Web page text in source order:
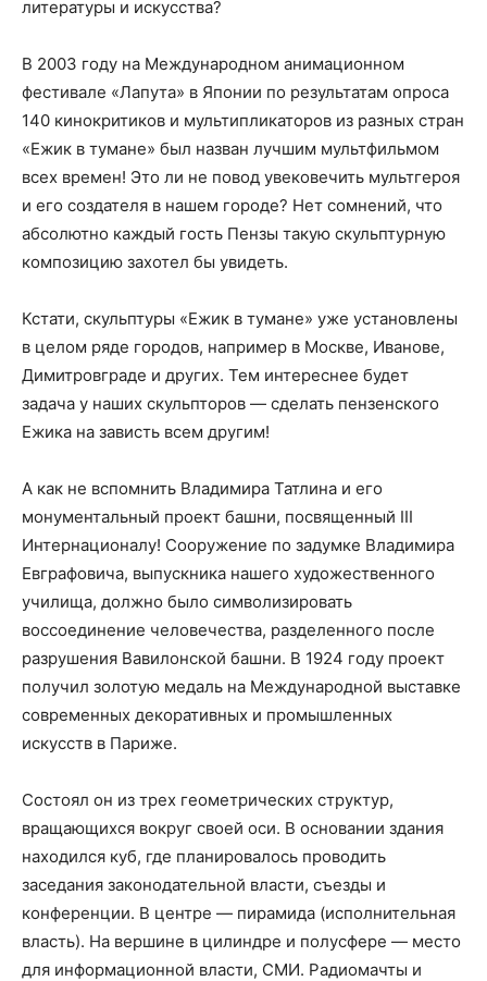
литературы и искусства?
В 2003 году на Международном анимационном
фестивале «Лапута» в Японии по результатам опроса
140 кинокритиков и мультипликаторов из разных стран
«Ежик в тумане» был назван лучшим мультфильмом
всех времен! Это ли не повод увековечить мультгероя
и его создателя в нашем городе? Нет сомнений, что
абсолютно каждый гость Пензы такую скульптурную
композицию захотел бы увидеть.
Кстати, скульптуры «Ежик в тумане» уже установлены
в целом ряде городов, например в Москве, Иванове,
Димитровграде и других. Тем интереснее будет
задача у наших скульпторов — сделать пензенского
Ежика на зависть всем другим!
А как не вспомнить Владимира Татлина и его
монументальный проект башни, посвященный III
Интернационалу! Сооружение по задумке Владимира
Евграфовича, выпускника нашего художественного
училища, должно было символизировать
воссоединение человечества, разделенного после
разрушения Вавилонской башни. В 1924 году проект
получил золотую медаль на Международной выставке
современных декоративных и промышленных
искусств в Париже.
Состоял он из трех геометрических структур,
вращающихся вокруг своей оси. В основании здания
находился куб, где планировалось проводить
заседания законодательной власти, съезды и
конференции. В центре — пирамида (исполнительная
власть). На вершине в цилиндре и полусфере — место
для информационной власти, СМИ. Радиомачты и